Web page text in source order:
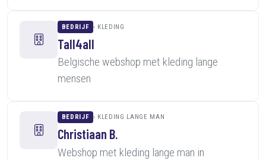
BEDRIJF KLEDING
Tall4all
Belgische webshop met kleding lange
mensen
BEDRIJF KLEDING LANGE MAN
Christiaan B.
Webshop met kleding lange man in